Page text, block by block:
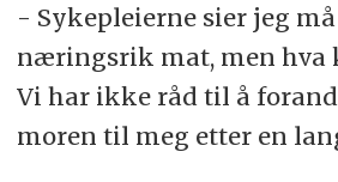
- Sykepleierne sier jeg
næringsrik mat, men hva
Vi har ikke råd til å
moren til meg etter en